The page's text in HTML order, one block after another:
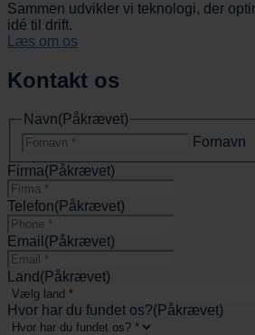
Sammen udvikler vi teknologi, der
idé til drift.
Læs om os
Kontakt os
Navn(Påkrævet)
Fornavn
Firma(Påkrævet)
Telefon(Påkrævet)
Email (Påkrævet)
Land (Påkrævet)
Hvor har du fundet os?(Påkrævet)